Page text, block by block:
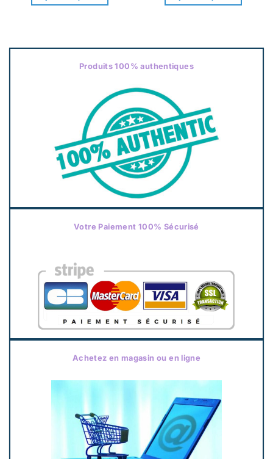
Produits 100% authentiques
Votre Paiement 100% Sécurisé
Achetez en magasin ou en ligne